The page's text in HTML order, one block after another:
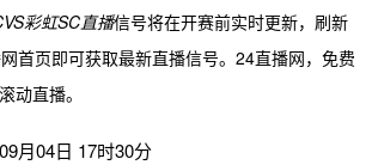
彩虹SC直播信号将在开赛前实时更新，刷新
首页即可获取最新直播信号。24直播网，免费
动直播。
月04日 17时30分